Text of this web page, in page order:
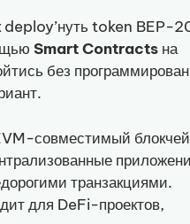
deploy’нуть token BEP-
Smart Contracts на
без
совместимый
транзакциями.
для DeFi-проектов,